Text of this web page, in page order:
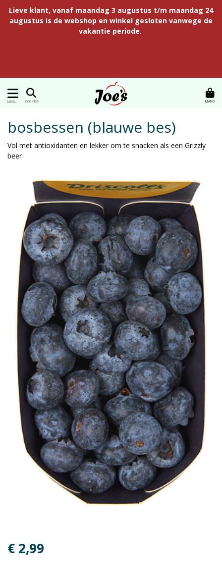
Lieve klant, vanaf maandag 3 augustus t/m maandag 24
augustus is de webshop en winkel gesloten vanwege de
vakantie periode.
MENU ZOEKEN MAND
bosbessen (blauwe bes)
Vol met antioxidanten en lekker om te snacken als een Grizzly
beer
€ 2,99